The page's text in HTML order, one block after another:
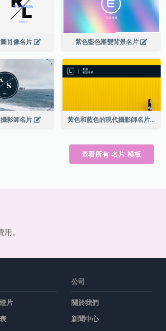
肖像名片 紫色藍色漸變背景名片
影師名片 黃色和藍色的現代攝影師名片
查看所有 名片 模板
。
片
公司
關於我們
新聞中心